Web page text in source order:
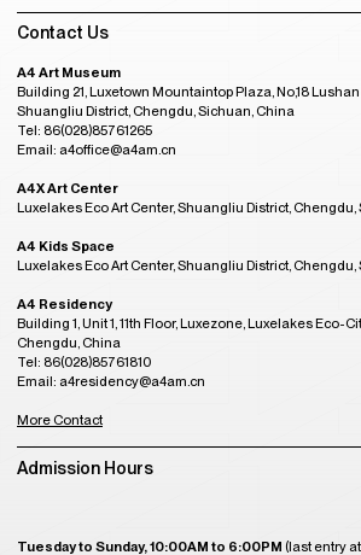
Contact Us
A4 Art Museum
Building 21, Luxetown Mountaintop Plaza, No,18
Shuangliu District, Chengdu, Sichuan, China
Tel: 86(028)85761265
Email: a4office@a4am.cn
A4X Art Center
Luxelakes Eco Art Center, Shuangliu District,
A4 Kids Space
Luxelakes Eco Art Center, Shuangliu District,
A4 Residency
Building 1, Unit 1, 11th Floor, Luxezone, Luxelakes Eco-
Chengdu, China
Tel: 86(028)85761810
Email: a4residency@a4am.cn
More Contact
Admission Hours
Tuesday to Sunday, 10:00AM to 6:00PM (last entry